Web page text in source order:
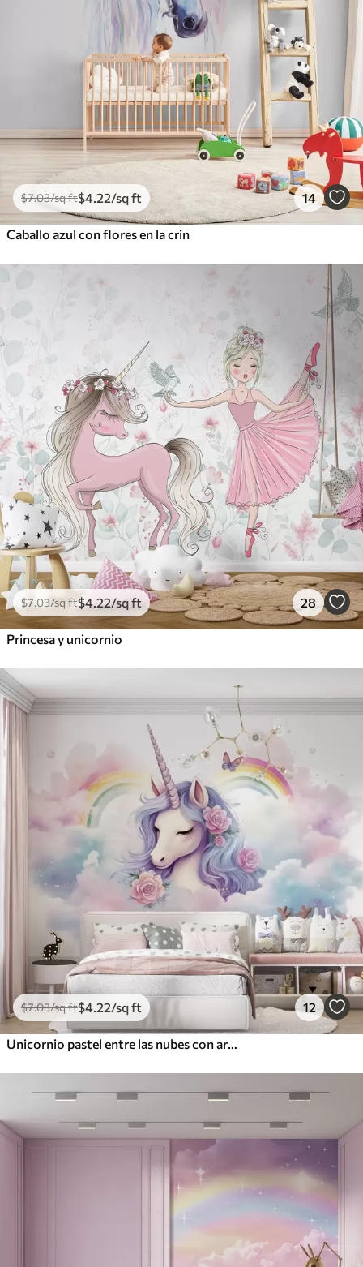
$7.03/sq ft$4 .22/sq ft 14
Caballo azul con flores en la crin
$7.03/sq ft$4.22/sq ft 28
Princesa y unicornio
$7.03/sq ft$4 .22/sq ft 12